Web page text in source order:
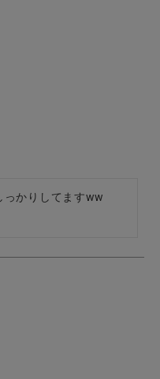
っかりしてますww